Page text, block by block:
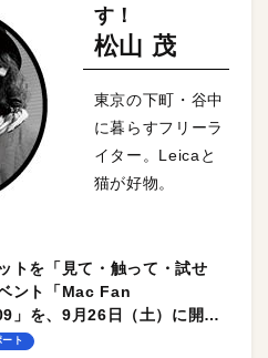
す！
松山 茂
東京の下町・谷中
に暮らすフリーラ
イター。Leicaと
猫が好物。
トを「見て・触って・試せ
ント「Mac Fan
」を、9月26日（土）に開催
ート